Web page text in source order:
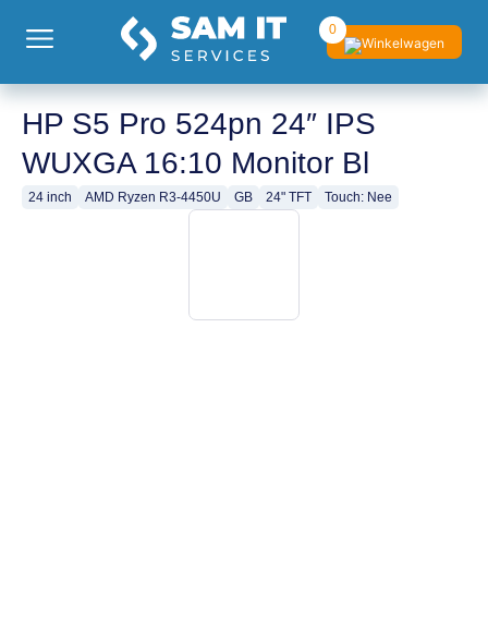
0
HP S5 Pro 524pn 24″ IPS
WUXGA 16:10 Monitor Bl
24 inch AMD Ryzen R3-4450U GB 24" TFT Touch: Nee